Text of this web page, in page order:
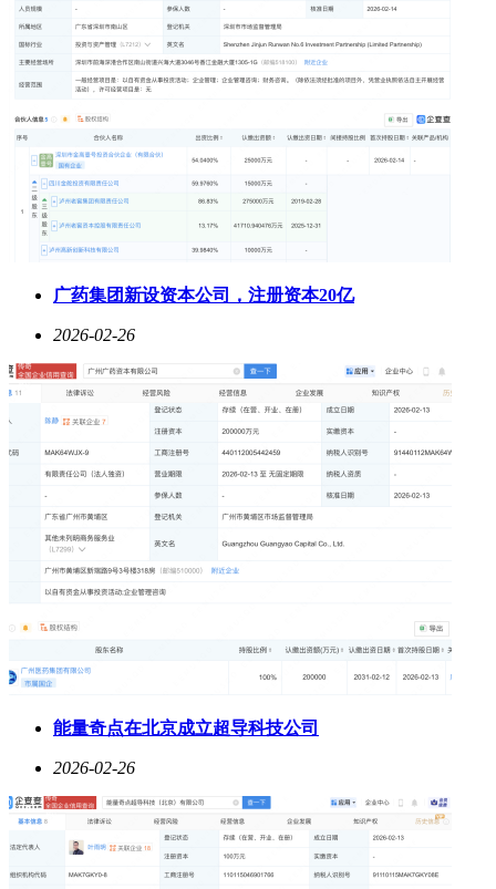
广药集团新设资本公司，注册资本20亿
2026-02-26
能量奇点在北京成立超导科技公司
2026-02-26